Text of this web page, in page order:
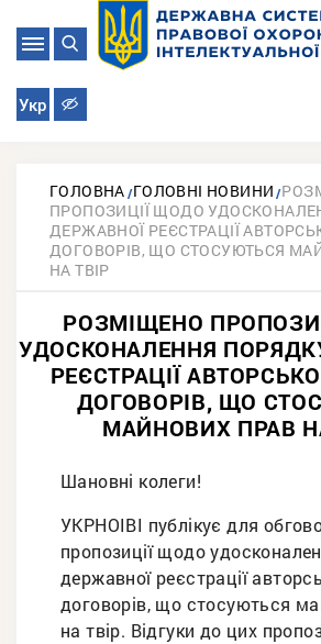
Укр
ГОЛОВНА ГОЛОВНІ НОВИНИ
ПРОПОЗИЦІЇ ЩОДО
ДЕРЖАВНОЇ РЕЄСТРАЦІЇ
ДОГОВОРІВ, ЩО СТОСУЮТЬСЯ
НА ТВІР
РОЗМІЩЕНО
УДОСКОНАЛЕННЯ
РЕЄСТРАЦІЇ
ДОГОВОРІВ, ЩО
МАЙНОВИХ ПРАВ
Шановні колеги!
УКРНОІВІ публікує для
пропозиції щодо
державної реєстрації
договорів, що стосуються
на твір. Відгуки до цих